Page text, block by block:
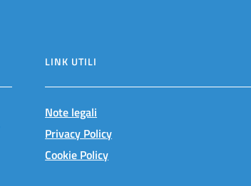
LINK UTILI
Note legali
Privacy Policy
Cookie Policy